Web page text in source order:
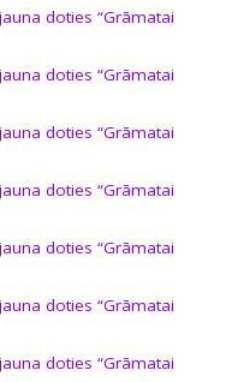
doties “Grāmatai
doties “Grāmatai
doties “Grāmatai
doties “Grāmatai
doties “Grāmatai
doties “Grāmatai
doties “Grāmatai